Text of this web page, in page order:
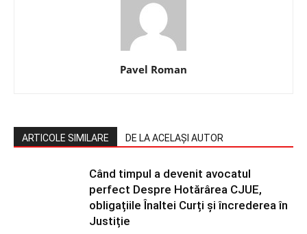
Pavel Roman
ARTICOLE SIMILARE DE LA ACELAȘI AUTOR
Când timpul a devenit avocatul
perfect Despre Hotărârea CJUE,
obligațiile Înaltei Curți și încrederea în
Justiție